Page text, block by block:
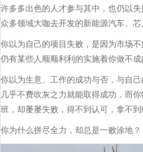
许多多出色的人才参与其中，也仍以
众多领域大咖去开发的新能源汽车、芯
你以为自己的项目失败，是因为市场
仍有某些人顺顺利利的实施着你做不成
你以为生意、工作的成功与否，与自
几乎不费吹灰之力就能取得成功，而
班，却屡屡失败，得不到认可，拿不到
你为什么拼尽全力，却总是一败涂地？